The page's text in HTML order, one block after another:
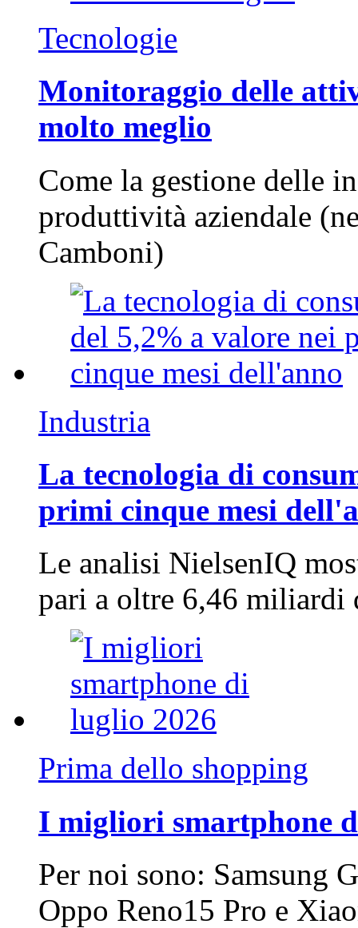
Tecnologie
Monitoraggio delle
molto meglio
Come la gestione delle
produttività aziendale
Camboni)
Industria
La tecnologia di
primi cinque mesi
Le analisi NielsenIQ
pari a oltre 6,46
Prima dello shopping
I migliori smartphone
Per noi sono: Samsung
Oppo Reno15 Pro e